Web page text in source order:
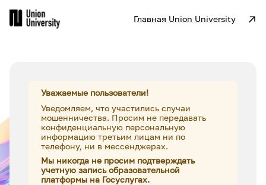
Главная Union University
Уважаемые пользователи!
Уведомляем, что участились случаи
мошенничества. Просим не передавать
конфиденциальную персональную
информацию третьим лицам ни по
телефону, ни в мессенджерах.
Мы никогда не просим подтверждать
учетную запись образовательной
платформы на Госуслугах.